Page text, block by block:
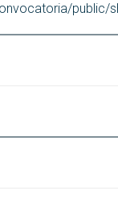
public/